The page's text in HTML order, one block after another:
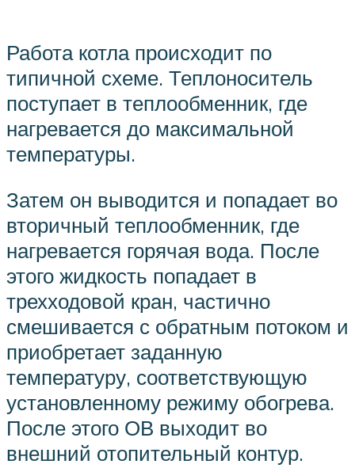
Работа котла происходит по
типичной схеме. Теплоноситель
поступает в теплообменник, где
нагревается до максимальной
температуры.
Затем он выводится и попадает во
вторичный теплообменник, где
нагревается горячая вода. После
этого жидкость попадает в
трехходовой кран, частично
смешивается с обратным потоком и
приобретает заданную
температуру, соответствующую
установленному режиму обогрева.
После этого ОВ выходит во
внешний отопительный контур.